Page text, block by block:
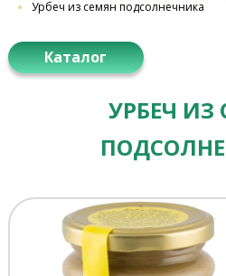
Урбеч из семян подсолнечника
Каталог
УРБЕЧ ИЗ